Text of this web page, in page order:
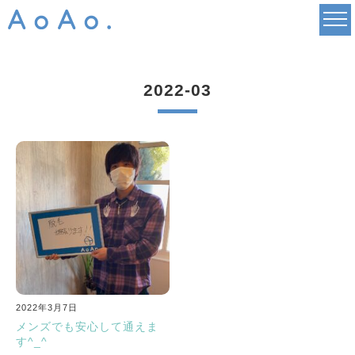
2022-03
2022年3月7日
メンズでも安心して通えま
す^_^